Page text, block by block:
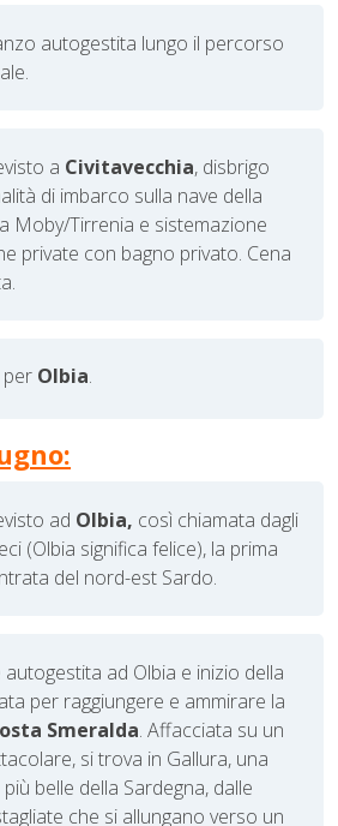
autogestita lungo il percorso
a Civitavecchia, disbrigo
di imbarco sulla nave della
Moby/Tirrenia e sistemazione
private con bagno privato. Cena
Olbia.
ad Olbia, così chiamata dagli
(Olbia significa felice), la prima
del nord-est Sardo.
autogestita ad Olbia e inizio della
per raggiungere e ammirare la
Smeralda. Affacciata su un
si trova in Gallura, una
belle della Sardegna, dalle
che si allungano verso un